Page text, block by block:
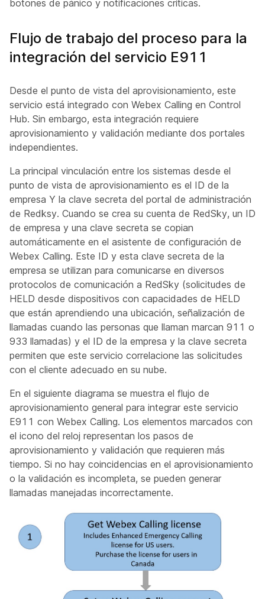
botones de pánico y notificaciones críticas.
Flujo de trabajo del proceso para la
integración del servicio E911
Desde el punto de vista del aprovisionamiento, este
servicio está integrado con Webex Calling en Control
Hub. Sin embargo, esta integración requiere
aprovisionamiento y validación mediante dos portales
independientes.
La principal vinculación entre los sistemas desde el
punto de vista de aprovisionamiento es el ID de la
empresa Y la clave secreta del portal de administración
de Redksy. Cuando se crea su cuenta de RedSky, un ID
de empresa y una clave secreta se copian
automáticamente en el asistente de configuración de
Webex Calling. Este ID y esta clave secreta de la
empresa se utilizan para comunicarse en diversos
protocolos de comunicación a RedSky (solicitudes de
HELD desde dispositivos con capacidades de HELD
que están aprendiendo una ubicación, señalización de
llamadas cuando las personas que llaman marcan 911 o
933 llamadas) y el ID de la empresa y la clave secreta
permiten que este servicio correlacione las solicitudes
con el cliente adecuado en su nube.
En el siguiente diagrama se muestra el flujo de
aprovisionamiento general para integrar este servicio
E911 con Webex Calling. Los elementos marcados con
el icono del reloj representan los pasos de
aprovisionamiento y validación que requieren más
tiempo. Si no hay coincidencias en el aprovisionamiento
o la validación es incompleta, se pueden generar
llamadas manejadas incorrectamente.